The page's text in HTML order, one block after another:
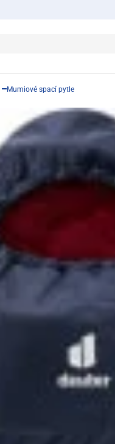
Mumiové spací pytle